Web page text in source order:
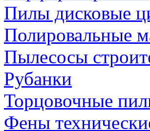
Пилы дисковые
Полировальные
Пылесосы
Рубанки
Торцовочные
Фены